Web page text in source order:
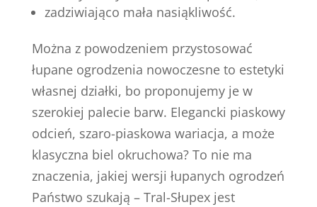
zadziwiająco mała nasiąkliwość.
Można z powodzeniem przystosować
łupane ogrodzenia nowoczesne to estetyki
własnej działki, bo proponujemy je w
szerokiej palecie barw. Elegancki piaskowy
odcień, szaro-piaskowa wariacja, a może
klasyczna biel okruchowa? To nie ma
znaczenia, jakiej wersji łupanych ogrodzeń
Państwo szukają – Tral-Słupex jest